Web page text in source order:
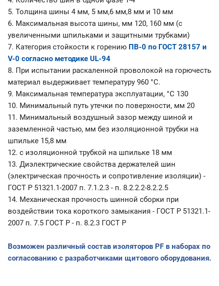
5. Толщина шины 4 мм, 5 мм,6 мм,8 мм и 10 мм
6. Максимальная высота шины, мм 120, 160 мм (с
увеличенными шпильками и защитными трубками)
7. Категория стойкости к горению ПВ-0 по ГОСТ 28157 и
V-0 согласно методике UL-94
8. При испытании раскаленной проволокой на горючесть
материал выдерживает температуру 960 °С.
9. Максимальная температура эксплуатации, °С 130
10. Минимальный путь утечки по поверхности, мм 20
11. Минимальный воздушный зазор между шиной и
заземленной частью, мм без изоляционной трубки на
шпильке 15,8 мм
12. с изоляционной трубкой на шпильке 18 мм
13. Диэлектрические свойства держателей шин
(электрическая прочность и сопротивление изоляции) -
ГОСТ Р 51321.1-2007 п. 7.1.2.3 - п. 8.2.2.2-8.2.2.5
14. Механическая прочность шинной сборки при
воздействии тока короткого замыкания - ГОСТ Р 51321.1-
2007 п. 7.5 ГОСТ Р - п. 8.2.3 ГОСТ Р
Возможен различный состав изоляторов PF в наборах по
согласованию с разработчиками щитового оборудования.